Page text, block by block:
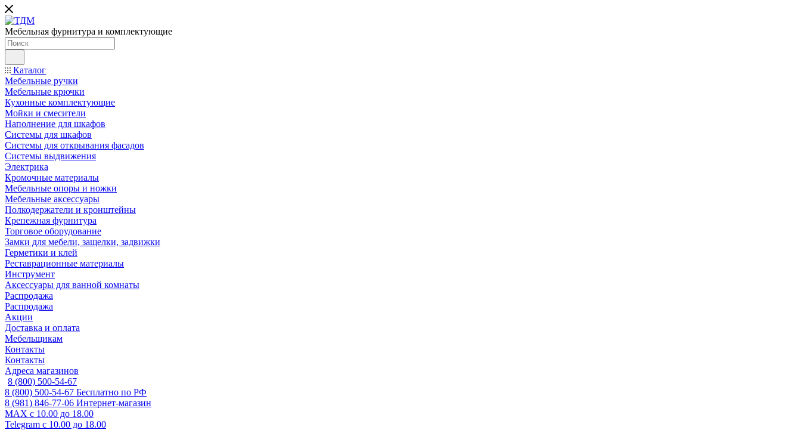
Мебельная фурнитура и комплектующие
Каталог
Мебельные ручки
Мебельные крючки
Кухонные комплектующие
Мойки и смесители
Наполнение для шкафов
Cистемы для шкафов
Системы для открывания фасадов
Системы выдвижения
Электрика
Кромочные материалы
Мебельные опоры и ножки
Мебельные аксессуары
Полкодержатели и кронштейны
Крепежная фурнитура
Торговое оборудование
Замки для мебели, защелки, задвижки
Герметики и клей
Реставрационные материалы
Инструмент
Аксессуары для ванной комнаты
Распродажа
Распродажа
Акции
Доставка и оплата
Мебельщикам
Контакты
Контакты
Адреса магазинов
8 (800) 500-54-67
8 (800) 500-54-67 Бесплатно по РФ
8 (981) 846-77-06 Интернет-магазин
MAX с 10.00 до 18.00
Telegram с 10.00 до 18.00